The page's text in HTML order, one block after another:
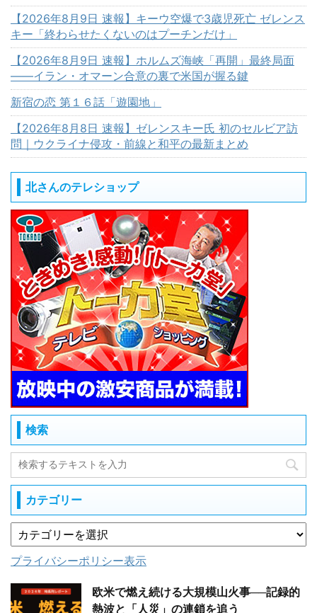
【2026年8月9日 速報】キーウ空爆で3歳児死亡 ゼレンス
キー「終わらせたくないのはプーチンだけ」
【2026年8月9日 速報】ホルムズ海峡「再開」最終局面
――イラン・オマーン合意の裏で米国が握る鍵
新宿の恋 第１６話「遊園地」
【2026年8月8日 速報】ゼレンスキー氏 初のセルビア訪
問｜ウクライナ侵攻・前線と和平の最新まとめ
北さんのテレショップ
検索
カテゴリー
プライバシーポリシー表示
欧米で燃え続ける大規模山火事──記録的
熱波と「人災」の連鎖を追う